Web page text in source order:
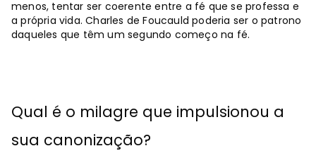
menos, tentar ser coerente entre a fé que se professa e
a própria vida. Charles de Foucauld poderia ser o patrono
daqueles que têm um segundo começo na fé.
Qual é o milagre que impulsionou a
sua canonização?